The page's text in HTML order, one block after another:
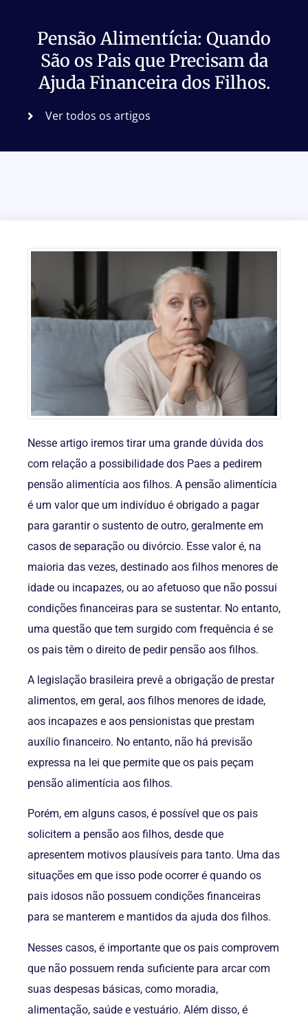
Pensão Alimentícia: Quando
São os Pais que Precisam da
Ajuda Financeira dos Filhos.
Ver todos os artigos
Nesse artigo iremos tirar uma grande dúvida dos
com relação a possibilidade dos Paes a pedirem
pensão alimentícia aos filhos. A pensão alimentícia
é um valor que um indivíduo é obrigado a pagar
para garantir o sustento de outro, geralmente em
casos de separação ou divórcio. Esse valor é, na
maioria das vezes, destinado aos filhos menores de
idade ou incapazes, ou ao afetuoso que não possui
condições financeiras para se sustentar. No entanto,
uma questão que tem surgido com frequência é se
os pais têm o direito de pedir pensão aos filhos.
A legislação brasileira prevê a obrigação de prestar
alimentos, em geral, aos filhos menores de idade,
aos incapazes e aos pensionistas que prestam
auxílio financeiro. No entanto, não há previsão
expressa na lei que permite que os pais peçam
pensão alimentícia aos filhos.
Porém, em alguns casos, é possível que os pais
solicitem a pensão aos filhos, desde que
apresentem motivos plausíveis para tanto. Uma das
situações em que isso pode ocorrer é quando os
pais idosos não possuem condições financeiras
para se manterem e mantidos da ajuda dos filhos.
Nesses casos, é importante que os pais comprovem
que não possuem renda suficiente para arcar com
suas despesas básicas, como moradia,
alimentação, saúde e vestuário. Além disso, é